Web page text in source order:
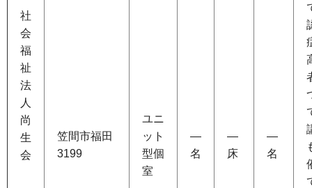
社
会
福
祉
法
人
尚
生
会
笠間市福田
3199
ユニ
ット
型個
室
―
名
―
床
―
名